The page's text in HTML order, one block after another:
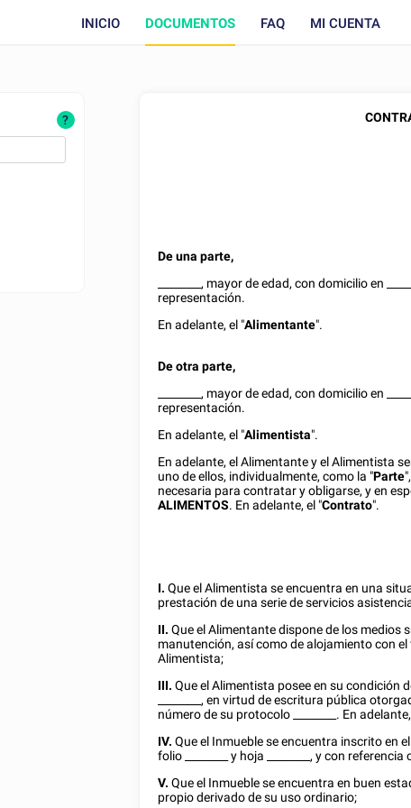
INICIO DOCUMENTOS FAQ MI CUENTA
?
De una parte,
, mayor de edad, con domicilio en
representación.
En adelante, el "Alimentante".
De otra parte,
, mayor de edad, con domicilio en
representación.
En adelante, el "Alimentista".
En adelante, el Alimentante y el Alimentista
uno de ellos, individualmente, como la "Parte
necesaria para contratar y obligarse, y en
ALIMENTOS. En adelante, el "Contrato".
I.Que el Alimentista se encuentra en una
prestación de una serie de servicios
II.Que el Alimentante dispone de los medios
manutención, así como de alojamiento con
Alimentista;
III. Que el Alimentista posee en su condición
, en virtud de escritura pública
número de su protocolo
. En
IV. Que el Inmueble se encuentra inscrito en
folio
y hoja , y con referencia
V. Que el Inmueble se encuentra en buen
propio derivado de su uso ordinario;